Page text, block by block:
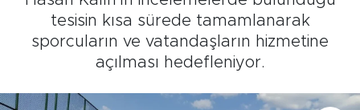
tesisin kısa sürede tamamlanarak
sporcuların ve vatandaşların hizmetine
açılması hedefleniyor.